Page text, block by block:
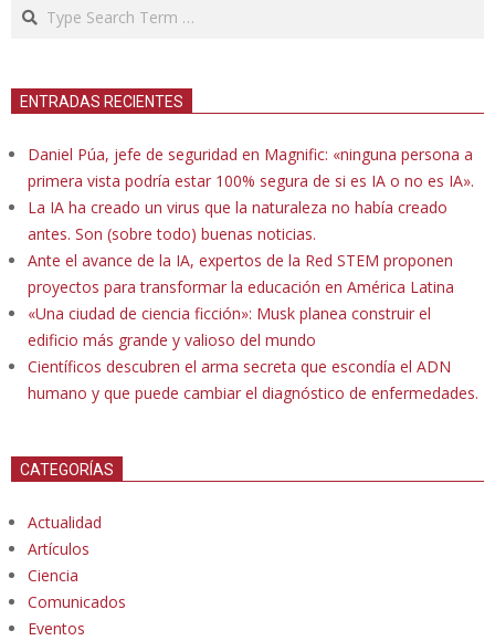
Search
ENTRADAS RECIENTES
Daniel Púa, jefe de seguridad en Magnific: «ninguna persona a
primera vista podría estar 100% segura de si es IA o no es IA».
La IA ha creado un virus que la naturaleza no había creado
antes. Son (sobre todo) buenas noticias.
Ante el avance de la IA, expertos de la Red STEM proponen
proyectos para transformar la educación en América Latina
«Una ciudad de ciencia ficción»: Musk planea construir el
edificio más grande y valioso del mundo
Científicos descubren el arma secreta que escondía el ADN
humano y que puede cambiar el diagnóstico de enfermedades.
CATEGORÍAS
Actualidad
Artículos
Ciencia
Comunicados
Eventos